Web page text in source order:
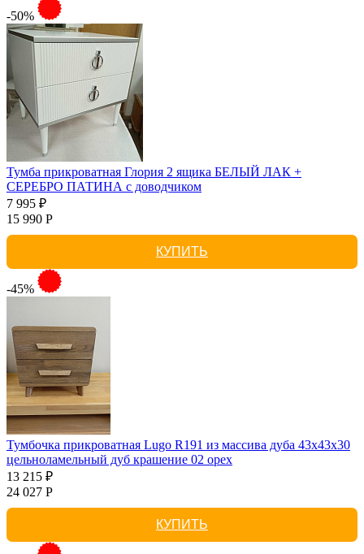
-50%
Тумба прикроватная Глория 2 ящика БЕЛЫЙ ЛАК +
СЕРЕБРО ПАТИНА с доводчиком
7 995 ₽
15 990 Р
КУПИТЬ
-45%
Тумбочка прикроватная Lugo R191 из массива дуба 43х43х30
цельноламельный дуб крашение 02 орех
13 215 ₽
24 027 Р
КУПИТЬ